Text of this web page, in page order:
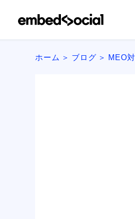
ホーム ブログ MEO